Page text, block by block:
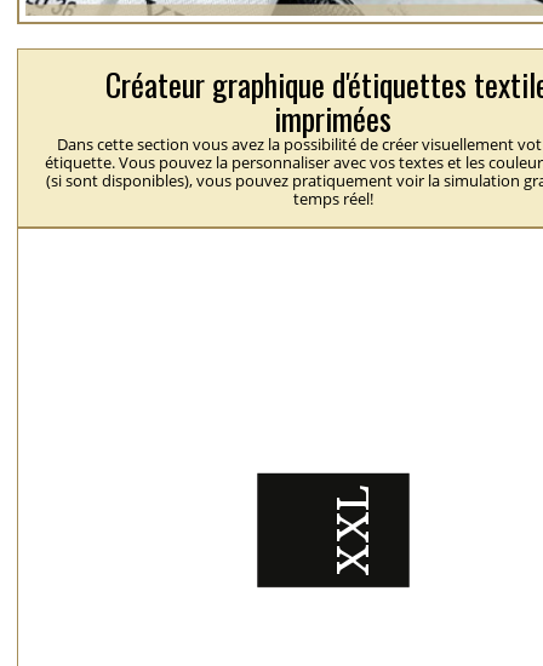
Créateur graphique d'étiquettes
imprimées
Dans cette section vous avez la possibilité de créer visuellement
étiquette. Vous pouvez la personnaliser avec vos textes et les
(si sont disponibles), vous pouvez pratiquement voir la simulation
temps réel!